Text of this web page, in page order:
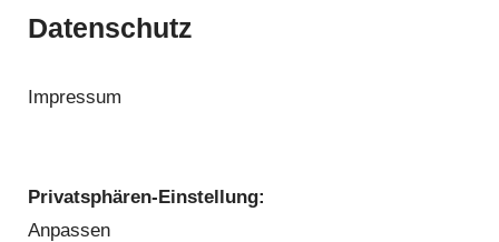
Datenschutz
Impressum
Privatsphären-Einstellung:
Anpassen